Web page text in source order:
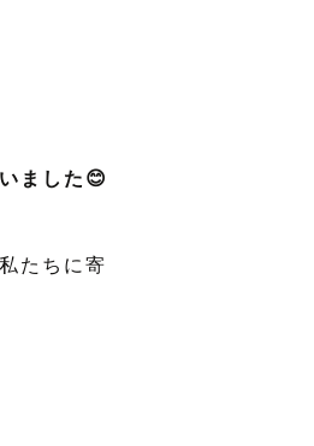
ました😊
たちに寄